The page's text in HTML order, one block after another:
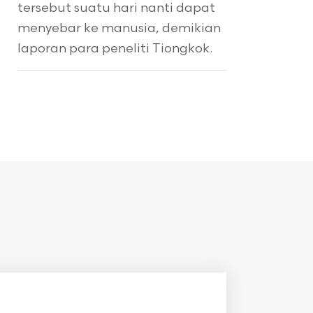
tersebut suatu hari nanti dapat
menyebar ke manusia, demikian
laporan para peneliti Tiongkok.